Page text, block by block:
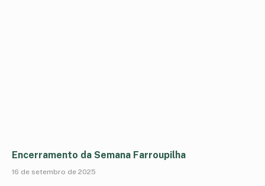
Encerramento da Semana Farroupilha
16 de setembro de 2025